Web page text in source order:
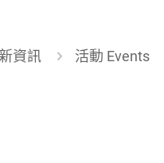
資訊 活動 Events